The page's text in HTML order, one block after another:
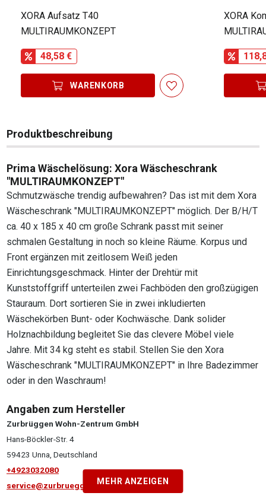
XORA Aufsatz T40
MULTIRAUMKONZEPT
48,58 €
WARENKORB
XORA
Produktbeschreibung
Prima Wäschelösung: Xora Wäscheschrank
"MULTIRAUMKONZEPT"
Schmutzwäsche trendig aufbewahren? Das ist mit dem Xora
Wäscheschrank "MULTIRAUMKONZEPT" möglich. Der B/H/T
ca. 40 x 185 x 40 cm große Schrank passt mit seiner
schmalen Gestaltung in noch so kleine Räume. Korpus und
Front ergänzen mit zeitlosem Weiß jeden
Einrichtungsgeschmack. Hinter der Drehtür mit
Kunststoffgriff unterteilen zwei Fachböden den großzügigen
Stauraum. Dort sortieren Sie in zwei inkludierten
Wäschekörben Bunt- oder Kochwäsche. Dank solider
Holznachbildung begleitet Sie das clevere Möbel viele
Jahre. Mit 34 kg steht es stabil. Stellen Sie den Xora
Wäscheschrank "MULTIRAUMKONZEPT" in Ihre Badezimmer
oder in den Waschraum!
Angaben zum Hersteller
Zurbrüggen Wohn-Zentrum GmbH
Hans-Böckler-Str. 4
59423 Unna, Deutschland
+4923032080
service@zurbrueggen.deMEHR ANZEIGEN